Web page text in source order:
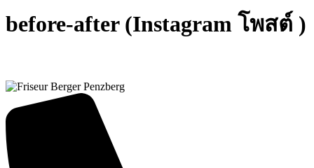
before-after (Instagram โพสต์ )